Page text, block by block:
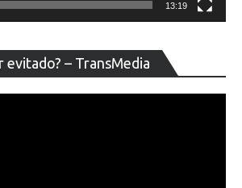
13:19
evitado? – TransMedia
de